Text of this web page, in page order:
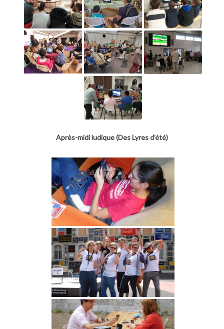
Après-midi ludique (Des Lyres d’été)